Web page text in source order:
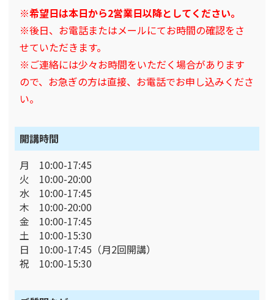
※希望日は本日から2営業日以降としてください。
※後日、お電話またはメールにてお時間の確認をさ
せていただきます。
※ご連絡には少々お時間をいただく場合があります
ので、お急ぎの方は直接、お電話でお申し込みくださ
い。
開講時間
月 10:00-17:45
火 10:00-20:00
水 10:00-17:45
木 10:00-20:00
金 10:00-17:45
土 10:00-15:30
日 10:00-17:45（月2回開講）
祝 10:00-15:30